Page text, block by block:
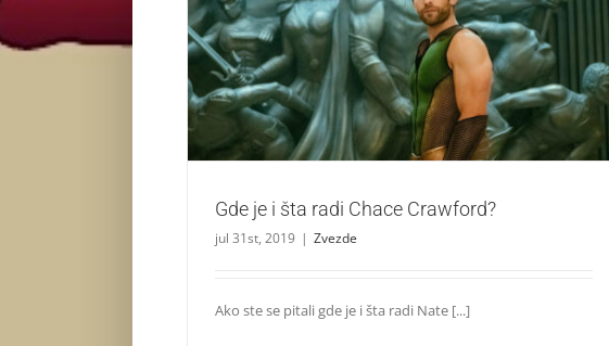
Gde je i šta radi Chace Crawford?
Zvezde
Gde je i šta radi Chace Crawford?
jul 31st, 2019 | Zvezde
Ako ste se pitali gde je i šta radi Nate [...]